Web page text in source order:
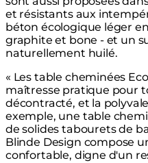
et résistants aux
béton écologique léger
graphite et bone - et un
naturellement huilé.
« Les table cheminées
maîtresse pratique pour
décontracté, et la
exemple, une table
de solides tabourets de
Blinde Design compose
confortable, digne d'un